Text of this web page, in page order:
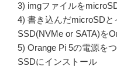
3) imgファイルを
4) 書き込んだmicroSD
SSD(NVMe or SATA)を
5) Orange Pi 5の電源を
SSDにインストール